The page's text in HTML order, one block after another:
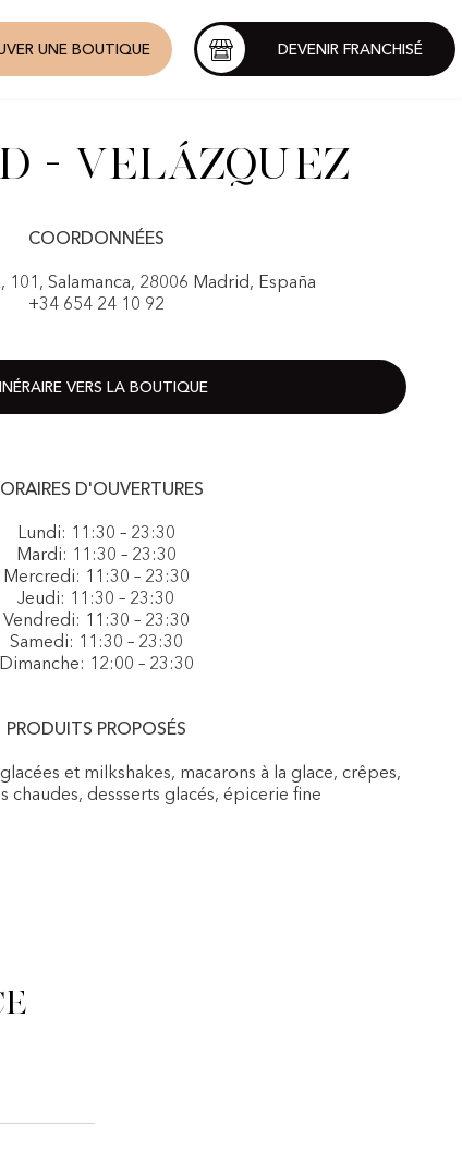
UNE BOUTIQUE DEVENIR FRANCHISÉ
- Velázquez
COORDONNÉES
101, Salamanca, 28006 Madrid, España
+34 654 24 10 92
VERS LA BOUTIQUE
D'OUVERTURES
Lundi: 11:30 – 23:30
Mardi: 11:30 – 23:30
Mercredi: 11:30 – 23:30
Jeudi: 11:30 – 23:30
Vendredi: 11:30 – 23:30
Samedi: 11:30 – 23:30
Dimanche: 12:00 – 23:30
PRODUITS PROPOSÉS
et milkshakes, macarons à la glace, crêpes,
chaudes, dessserts glacés, épicerie fine